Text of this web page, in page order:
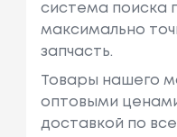
система поиска
максимально
запчасть.
Товары нашего
оптовыми
доставкой по